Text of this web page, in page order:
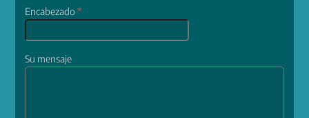
Encabezado*
Su mensaje